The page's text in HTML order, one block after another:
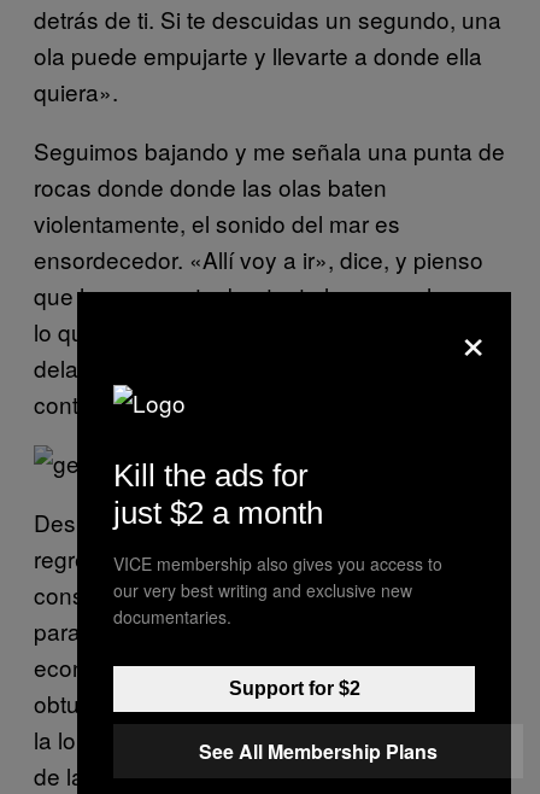
detrás de ti. Si te descuidas un segundo, una
ola puede empujarte y llevarte a donde ella
quiera».
Seguimos bajando y me señala una punta de
rocas donde donde las olas baten
violentamente, el sonido del mar es
ensordecedor. «Allí voy a ir», dice, y pienso
que hay que estar bastante loco para hacer
lo que él hace. Pero nada en su carácter lo
delata como alguien desequilibrado. Todo lo
contrario, de hecho.
Después de hora y media, Amable decide
regresar. Lo veo cansado, y algo
consternado mientras sube las rocas. «Hoy
para mi ha sido un día perdido, en lo
económico quiero decir», me dice. «No
obtuve suficientes percebes para llevarlos a
la lonja de La Coruña (el mercado principal
de la región)». Me muestra la red atada a su
×
Kill the ads for
just $2 a month
VICE membership also gives you access to
our very best writing and exclusive new
documentaries.
Support for $2
See All Membership Plans